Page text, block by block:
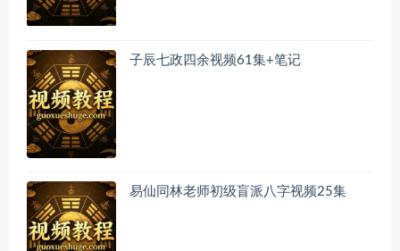
子辰七政四余视频61集+笔记
易仙同林老师初级盲派八字视频25集